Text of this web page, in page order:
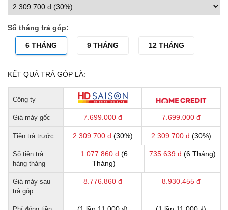
Số tháng trả góp:
6 THÁNG 9 THÁNG 12 THÁNG
KẾT QUẢ TRẢ GÓP LÀ:
Công ty
Giá máy gốc 7.699.000đ 7.699.000đ
Tiền trả trước 2.309.700đ(30%) 2.309.700đ(30%)
Số tiền trả
hàng tháng
1.077.860đ(6
Tháng)
735.639đ(6 Tháng)
Giá máy sau
trả góp
8.776.860đ 8.930.455đ